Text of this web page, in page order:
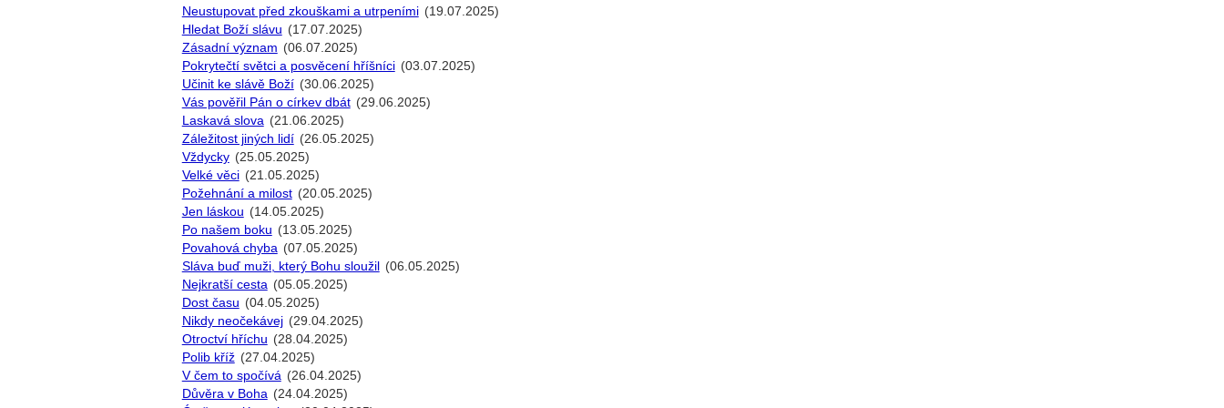
Neustupovat před zkouškami a utrpeními (19.07.2025)
Hledat Boží slávu (17.07.2025)
Zásadní význam (06.07.2025)
Pokrytečtí světci a posvěcení hříšníci (03.07.2025)
Učinit ke slávě Boží (30.06.2025)
Vás pověřil Pán o církev dbát (29.06.2025)
Laskavá slova (21.06.2025)
Záležitost jiných lidí (26.05.2025)
Vždycky (25.05.2025)
Velké věci (21.05.2025)
Požehnání a milost (20.05.2025)
Jen láskou (14.05.2025)
Po našem boku (13.05.2025)
Povahová chyba (07.05.2025)
Sláva buď muži, který Bohu sloužil
(06.05.2025)
Nejkratší cesta (05.05.2025)
Dost času (04.05.2025)
Nikdy neočekávej (29.04.2025)
Otroctví hříchu (28.04.2025)
Polib kříž (27.04.2025)
V čem to spočívá (26.04.2025)
Důvěra v Boha (24.04.2025)